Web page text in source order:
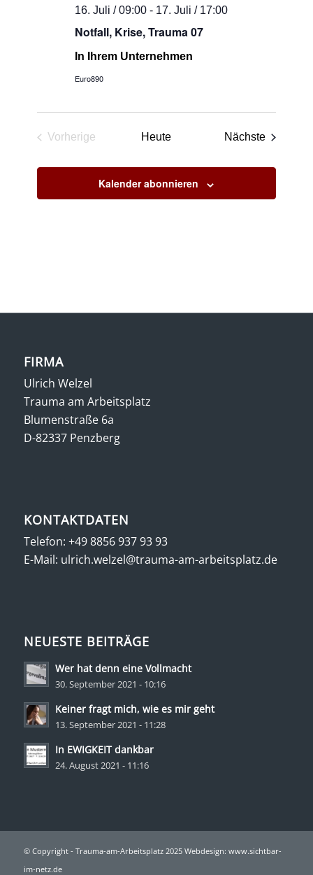
Notfall, Krise, Trauma 07
16. Juli / 09:00 - 17. Juli / 17:00
In Ihrem Unternehmen
Euro890
Vorherige
Heute Nächste
Kalender abonnieren
FIRMA
Ulrich Welzel
Trauma am Arbeitsplatz
Blumenstraße 6a
D-82337 Penzberg
KONTAKTDATEN
Telefon: +49 8856 937 93 93
E-Mail: ulrich.welzel@trauma-am-arbeitsplatz.de
NEUESTE BEITRÄGE
Wer hat denn eine Vollmacht
30. September 2021 - 10:16
Keiner fragt mich, wie es mir geht
13. September 2021 - 11:28
In EWIGKEIT dankbar
24. August 2021 - 11:16
© Copyright - Trauma-am-Arbeitsplatz 2025 Webdesign: www.sichtbar-
im-netz.de